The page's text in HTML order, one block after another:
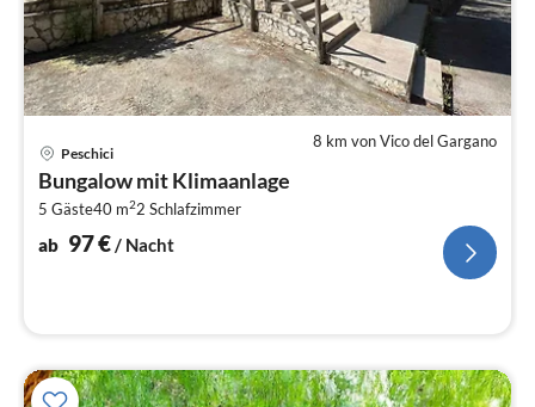
8 km von Vico del Gargano
Peschici
Bungalow mit Klimaanlage
5 Gäste40 m22 Schlafzimmer
ab 97€/ Nacht